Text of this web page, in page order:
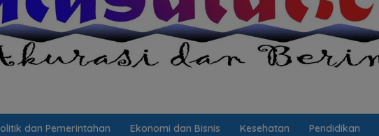
dan Pemerintahan Ekonomi dan Bisnis Kesehatan Pendidikan